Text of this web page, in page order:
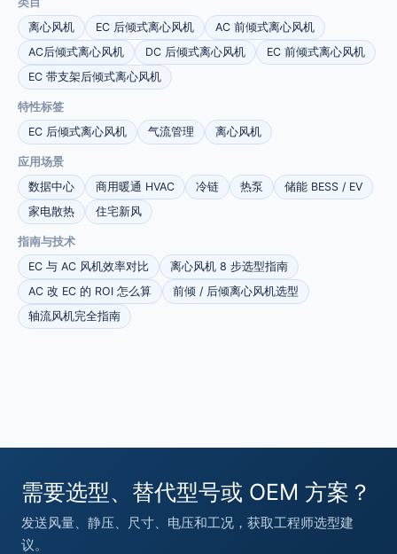
离心风机
EC 后倾式离心风机
AC 前倾式离心风机
AC后倾式离心风机
DC 后倾式离心风机
EC 前倾式离心风机
EC 带支架后倾式离心风机
特性标签
EC 后倾式离心风机
气流管理 离心风机
应用场景
数据中心
商用暖通 HVAC 冷链 热泵
储能 BESS / EV
家电散热
住宅新风
指南与技术
EC 与 AC 风机效率对比
离心风机 8 步选型指南
AC 改 EC 的 ROI 怎么算
前倾 / 后倾离心风机选型
轴流风机完全指南
需要选型、替代型号或 OEM 方案？
发送风量、静压、尺寸、电压和工况，获取工程师选型建
议。